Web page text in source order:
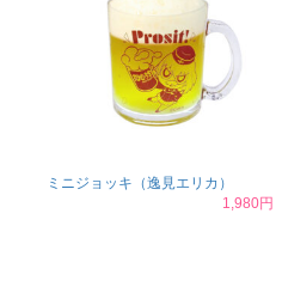
ミニジョッキ（逸見エリカ）
1,980円